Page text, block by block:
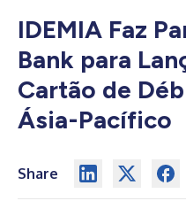
IDEMIA Faz
Bank para
Cartão de
Ásia-Pacífico
Share